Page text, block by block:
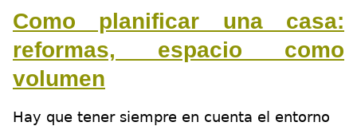
Como planificar una casa:
reformas, espacio como
volumen
Hay que tener siempre en cuenta el entorno